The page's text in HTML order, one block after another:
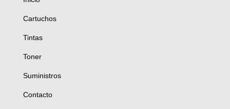
Cartuchos
Tintas
Toner
Suministros
Contacto